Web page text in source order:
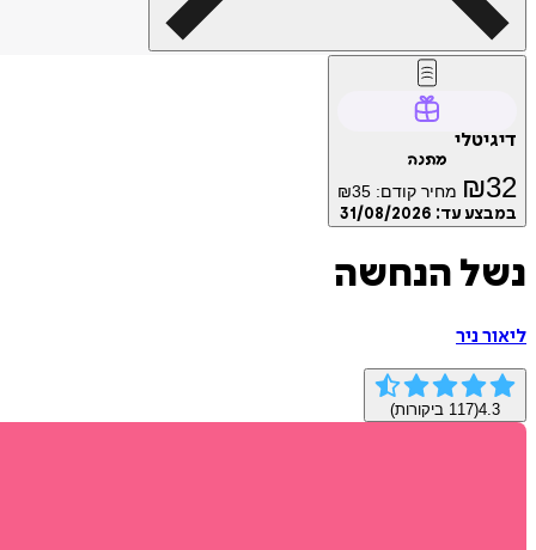
דיגיטלי
מתנה
₪32 מחיר קודם: ₪35
במבצע עד: 31/08/2026
נשל הנחשה
ליאור ניר
4.3
(
117 ביקורות)